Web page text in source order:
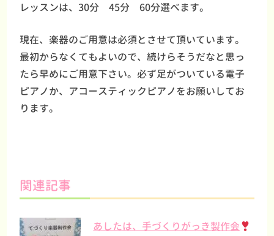
レッスンは、30分 45分 60分選べます。
現在、楽器のご用意は必須とさせて頂いています。
最初からなくてもよいので、続けらそうだなと思っ
たら早めにご用意下さい。必ず足がついている電子
ピアノか、アコースティックピアノをお願いしてお
ります。
関連記事
あしたは、手づくりがっき製作会